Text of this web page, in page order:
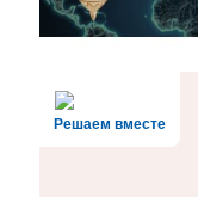
Решаем вместе